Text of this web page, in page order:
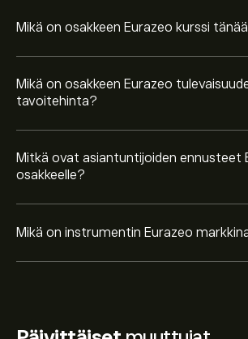
Mikä on osakkeen Eurazeo kurssi
Mikä on osakkeen Eurazeo
tavoitehinta?
Mitkä ovat asiantuntijoiden ennusteet
osakkeelle?
Mikä on instrumentin Eurazeo